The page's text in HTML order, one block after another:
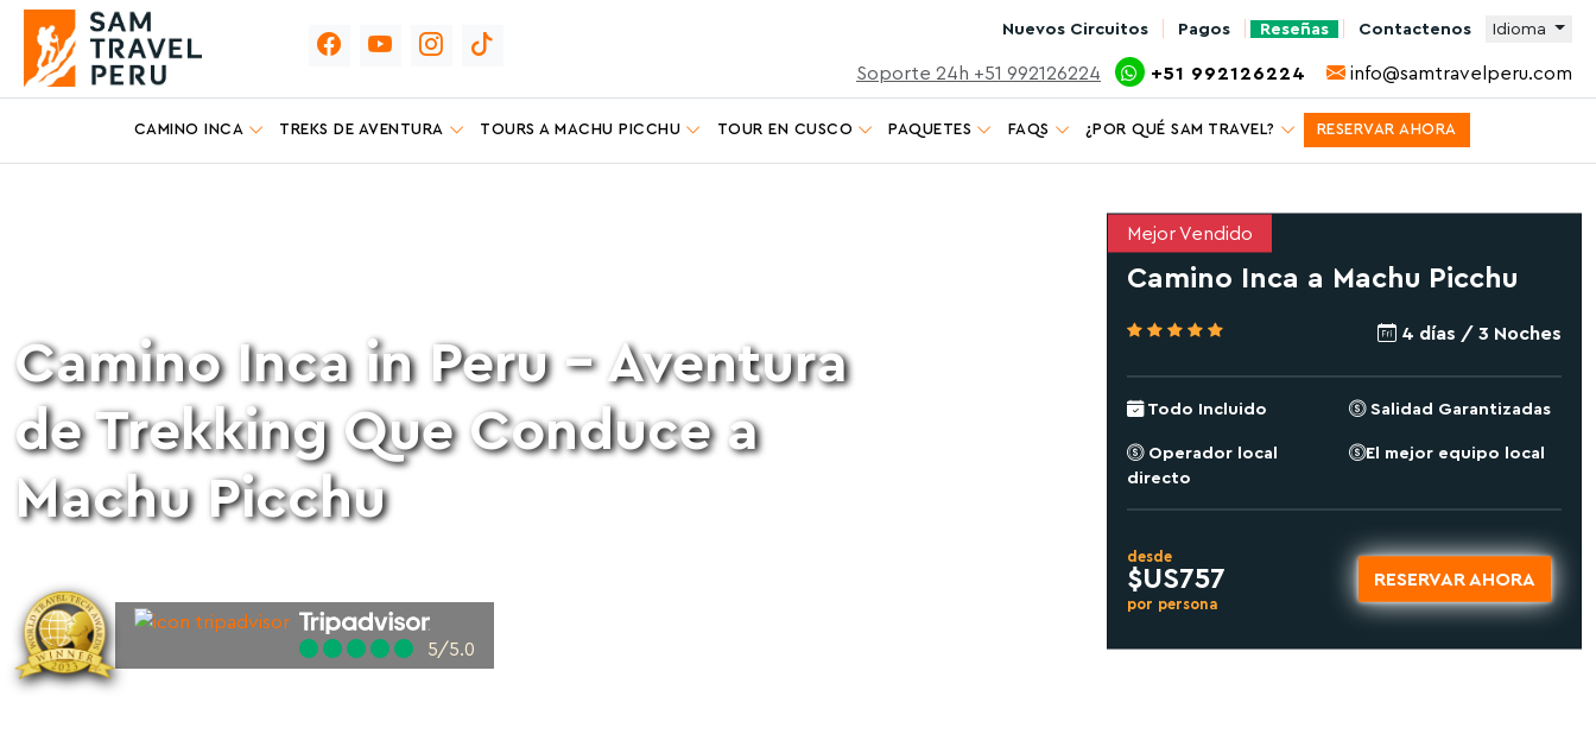
Nuevos Circuitos Pagos Reseñas Contactenos Idioma
Soporte 24h +51 992126224 +51 992126224 info@samtravelperu.com
CAMINO INCA TREKS DE AVENTURA TOURS A MACHU PICCHU TOUR EN CUSCO PAQUETES FAQS ¿POR QUÉ SAM TRAVEL? RESERVAR AHORA
Camino Inca in Peru - Aventura
de Trekking Que Conduce a
Machu Picchu
Mejor Vendido
Camino Inca a Machu Picchu
4 días / 3 Noches
Todo Incluido Salidad Garantizadas
Operador local
directo
El mejor equipo local
desde
$US757
por persona
RESERVAR AHORA
5/5.0